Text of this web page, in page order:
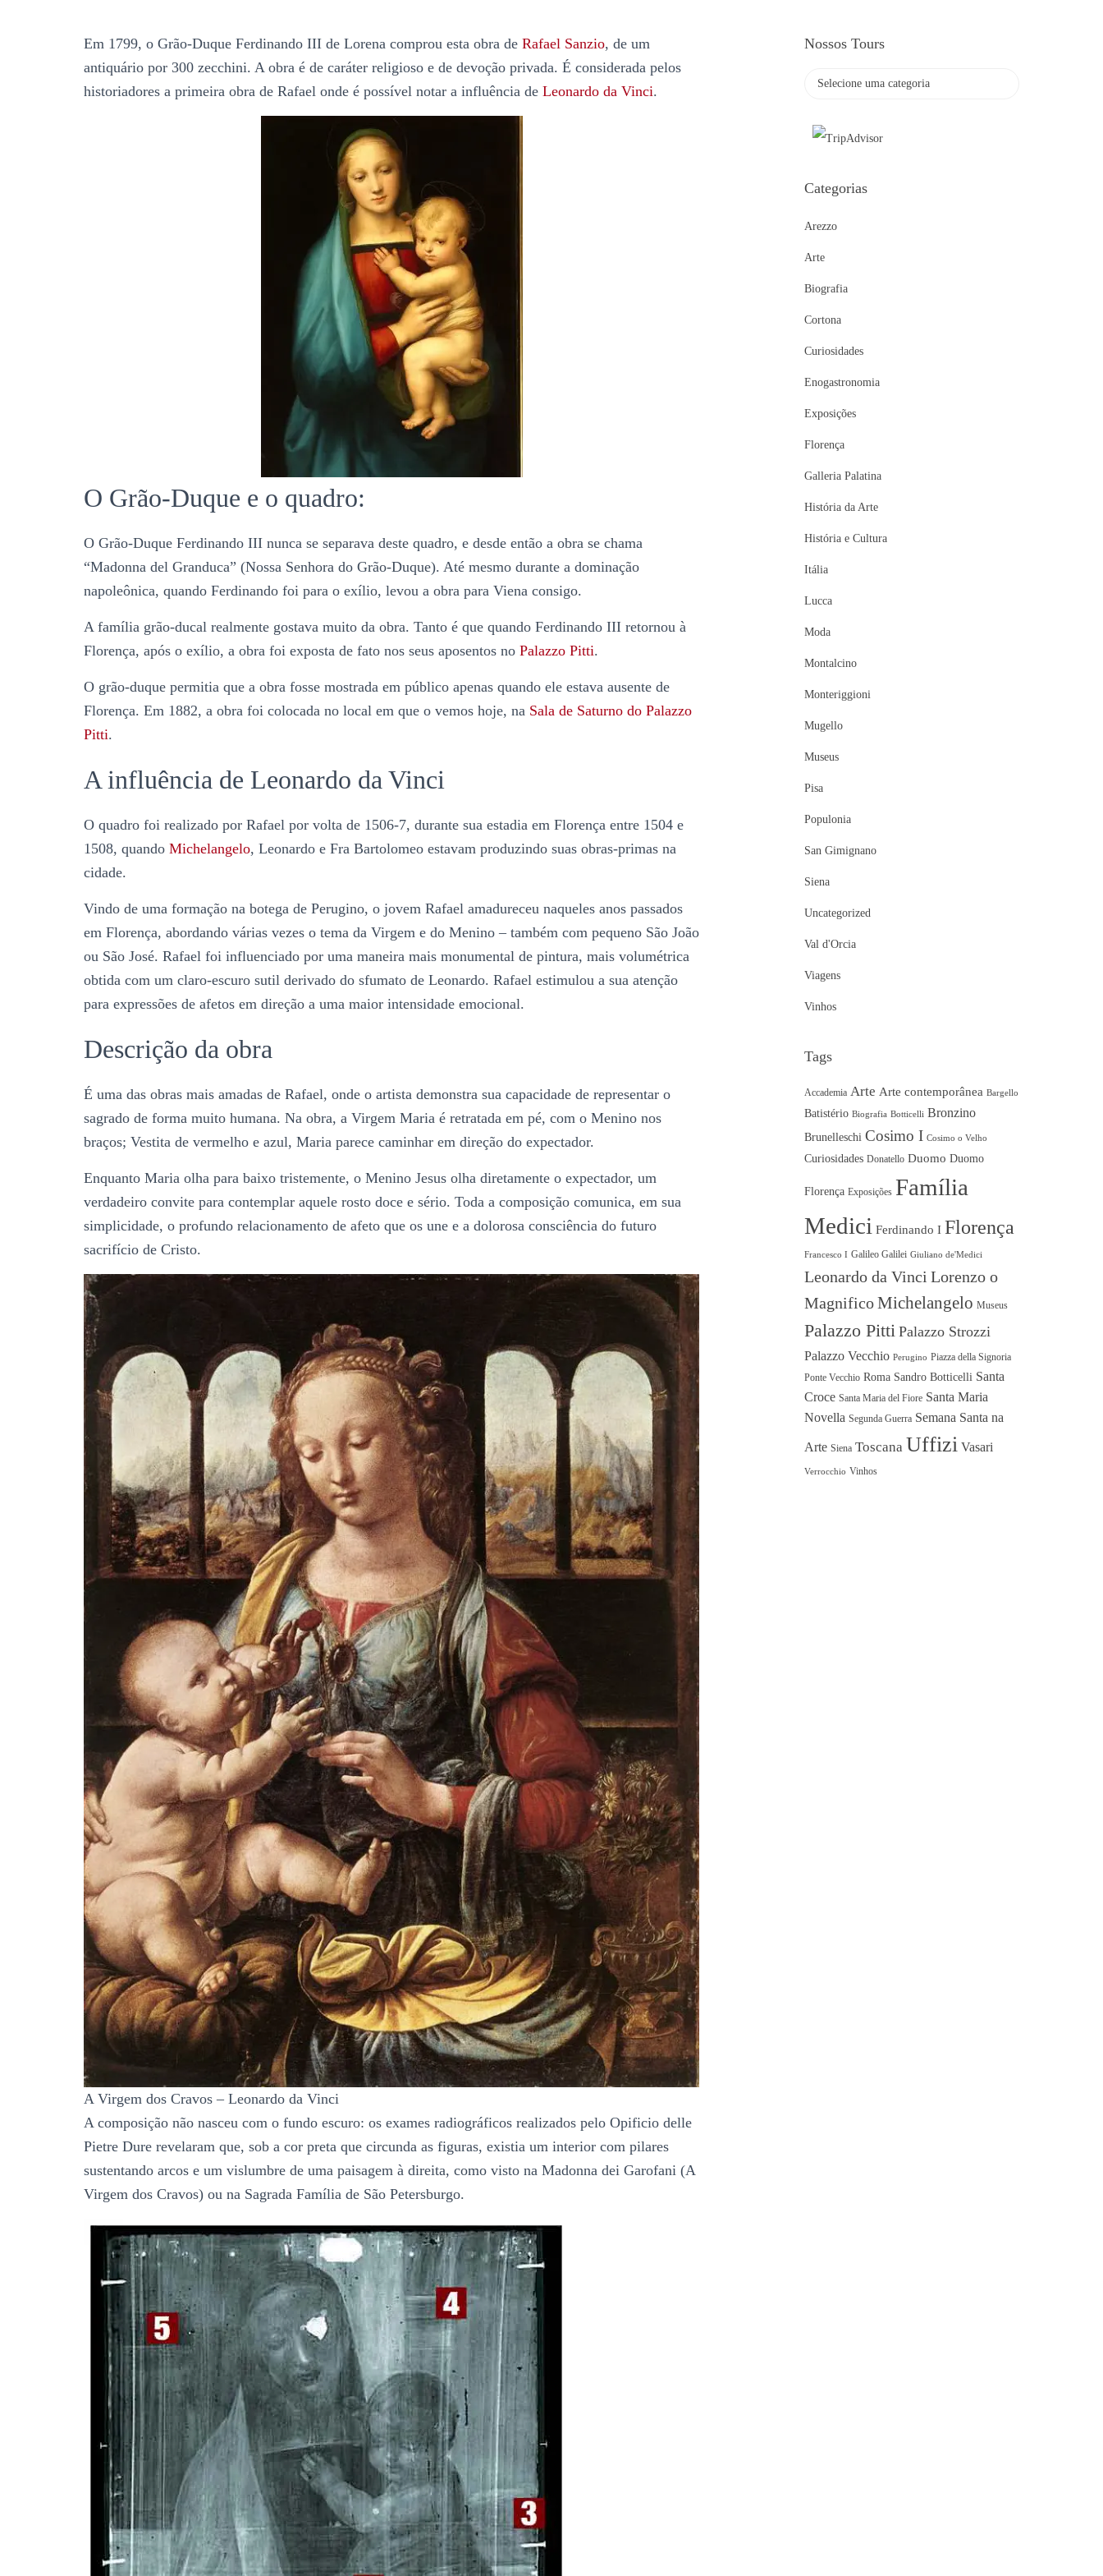
Em 1799, o Grão-Duque Ferdinando III de Lorena comprou esta obra de Rafael Sanzio, de um
antiquário por 300 zecchini. A obra é de caráter religioso e de devoção privada. É considerada pelos
historiadores a primeira obra de Rafael onde é possível notar a influência de Leonardo da Vinci.
O Grão-Duque e o quadro:
O Grão-Duque Ferdinando III nunca se separava deste quadro, e desde então a obra se chama
“Madonna del Granduca” (Nossa Senhora do Grão-Duque). Até mesmo durante a dominação
napoleônica, quando Ferdinando foi para o exílio, levou a obra para Viena consigo.
A família grão-ducal realmente gostava muito da obra. Tanto é que quando Ferdinando III retornou à
Florença, após o exílio, a obra foi exposta de fato nos seus aposentos no Palazzo Pitti.
O grão-duque permitia que a obra fosse mostrada em público apenas quando ele estava ausente de
Florença. Em 1882, a obra foi colocada no local em que o vemos hoje, na Sala de Saturno do Palazzo
Pitti.
A influência de Leonardo da Vinci
O quadro foi realizado por Rafael por volta de 1506-7, durante sua estadia em Florença entre 1504 e
1508, quando Michelangelo, Leonardo e Fra Bartolomeo estavam produzindo suas obras-primas na
cidade.
Vindo de uma formação na botega de Perugino, o jovem Rafael amadureceu naqueles anos passados
em Florença, abordando várias vezes o tema da Virgem e do Menino – também com pequeno São João
ou São José. Rafael foi influenciado por uma maneira mais monumental de pintura, mais volumétrica
obtida com um claro-escuro sutil derivado do sfumato de Leonardo. Rafael estimulou a sua atenção
para expressões de afetos em direção a uma maior intensidade emocional.
Descrição da obra
É uma das obras mais amadas de Rafael, onde o artista demonstra sua capacidade de representar o
sagrado de forma muito humana. Na obra, a Virgem Maria é retratada em pé, com o Menino nos
braços; Vestita de vermelho e azul, Maria parece caminhar em direção do expectador.
Enquanto Maria olha para baixo tristemente, o Menino Jesus olha diretamente o expectador, um
verdadeiro convite para contemplar aquele rosto doce e sério. Toda a composição comunica, em sua
simplicidade, o profundo relacionamento de afeto que os une e a dolorosa consciência do futuro
sacrifício de Cristo.
A Virgem dos Cravos – Leonardo da Vinci
A composição não nasceu com o fundo escuro: os exames radiográficos realizados pelo Opificio delle
Pietre Dure revelaram que, sob a cor preta que circunda as figuras, existia um interior com pilares
sustentando arcos e um vislumbre de uma paisagem à direita, como visto na Madonna dei Garofani (A
Virgem dos Cravos) ou na Sagrada Família de São Petersburgo.
Nossos Tours
Categorias
Arezzo
Arte
Biografia
Cortona
Curiosidades
Enogastronomia
Exposições
Florença
Galleria Palatina
História da Arte
História e Cultura
Itália
Lucca
Moda
Montalcino
Monteriggioni
Mugello
Museus
Pisa
Populonia
San Gimignano
Siena
Uncategorized
Val d'Orcia
Viagens
Vinhos
Tags
Accademia Arte Arte contemporânea Bargello
Batistério Biografia Botticelli Bronzino
Brunelleschi Cosimo I Cosimo o Velho
Curiosidades Donatello Duomo Duomo
Florença Exposições Família
Medici Ferdinando I Florença
Francesco I Galileo Galilei Giuliano de'Medici
Leonardo da Vinci Lorenzo o
Magnifico Michelangelo Museus
Palazzo Pitti Palazzo Strozzi
Palazzo Vecchio Perugino Piazza della Signoria
Ponte Vecchio Roma Sandro Botticelli Santa
Croce Santa Maria del Fiore Santa Maria
Novella Segunda Guerra Semana Santa na
Arte Siena Toscana Uffizi Vasari
Verrocchio Vinhos